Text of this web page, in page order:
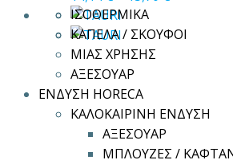
ΙΣΟΘΕΡΜΙΚΑ
ΚΑΠΕΛΑ / ΣΚΟΥΦΟΙ
ΜΙΑΣ ΧΡΗΣΗΣ
ΑΞΕΣΟΥΑΡ
ΕΝΔΥΣΗ HORECA
ΚΑΛΟΚΑΙΡΙΝΗ ΕΝΔΥΣΗ
ΑΞΕΣΟΥΑΡ
ΜΠΛΟΥΖΕΣ /
μπορούν
να
επιλεγούν
στη
σελίδα
του
προϊόντος